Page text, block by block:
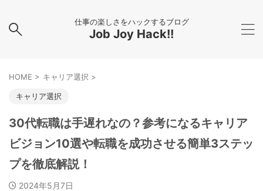
仕事の楽しさをハックするブログ
Job Joy Hack!!
HOME > キャリア選択 >
キャリア選択
30代転職は手遅れなの？参考になるキャリア
ビジョン10選や転職を成功させる簡単3ステッ
プを徹底解説！
2024年5月7日